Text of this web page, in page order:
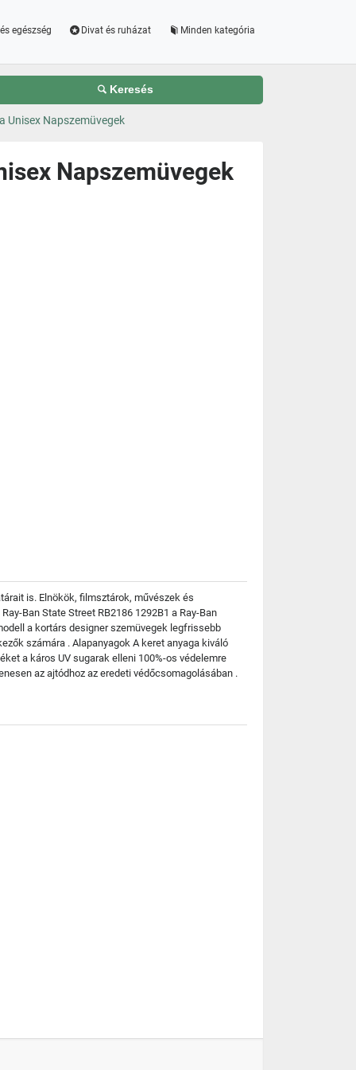
egészség Divat és ruházat Minden kategória
Keresés
Unisex Napszemüvegek
Napszemüvegek
is. Elnökök, filmsztárok, művészek és
Ban State Street RB2186 1292B1 a Ray-Ban
a kortárs designer szemüvegek legfrissebb
számára . Alapanyagok A keret anyaga kiváló
a káros UV sugarak elleni 100%-os védelemre
az ajtódhoz az eredeti védőcsomagolásában .